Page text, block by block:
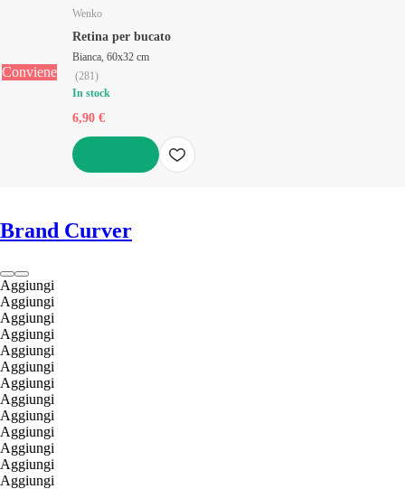
Conviene
Wenko
Retina per bucato
Bianca, 60x32 cm
(281)
In stock
6,90 €
Brand Curver
Aggiungi
Aggiungi
Aggiungi
Aggiungi
Aggiungi
Aggiungi
Aggiungi
Aggiungi
Aggiungi
Aggiungi
Aggiungi
Aggiungi
Aggiungi